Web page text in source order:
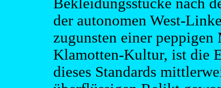
Bekleidungsstücke nach
der autonomen West-
zugunsten einer peppigen
Klamotten-Kultur, ist die
dieses Standards